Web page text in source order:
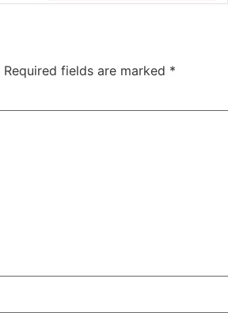
Required fields are marked *